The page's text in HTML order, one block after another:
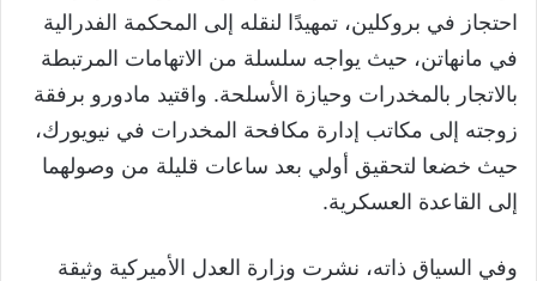
احتجاز في بروكلين، تمهيدًا لنقله إلى المحكمة الفدرالية
في مانهاتن، حيث يواجه سلسلة من الاتهامات المرتبطة
بالاتجار بالمخدرات وحيازة الأسلحة. واقتيد مادورو برفقة
زوجته إلى مكاتب إدارة مكافحة المخدرات في نيويورك،
حيث خضعا لتحقيق أولي بعد ساعات قليلة من وصولهما
إلى القاعدة العسكرية.
وفي السياق ذاته، نشرت وزارة العدل الأميركية وثيقة